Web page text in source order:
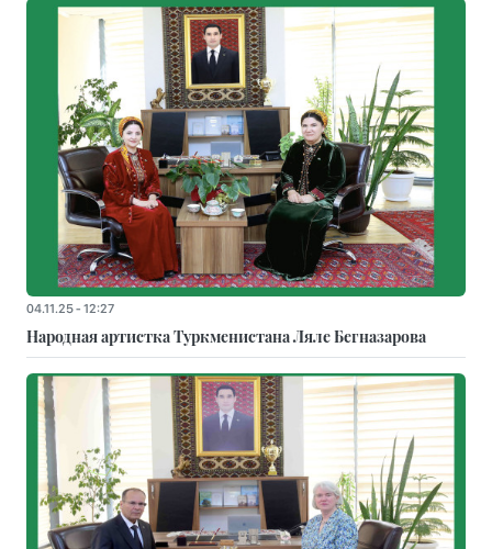
04.11.25 - 12:27
Народная артистка Туркменистана Ляле Бегназарова